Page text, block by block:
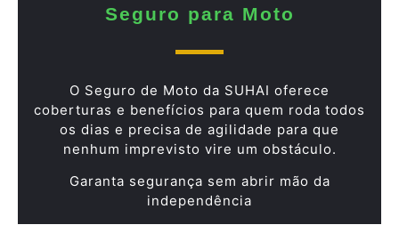
Seguro para Moto
O Seguro de Moto da SUHAI oferece
coberturas e benefícios para quem roda todos
os dias e precisa de agilidade para que
nenhum imprevisto vire um obstáculo.
Garanta segurança sem abrir mão da
independência